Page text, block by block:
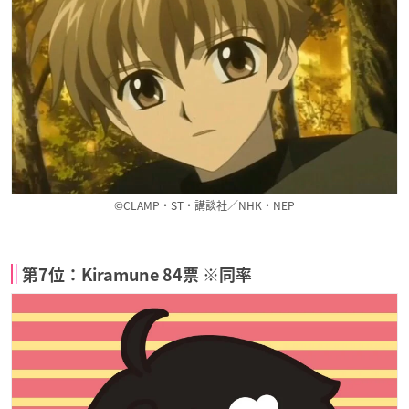
©CLAMP・ST・講談社／NHK・NEP
第7位：Kiramune 84票 ※同率